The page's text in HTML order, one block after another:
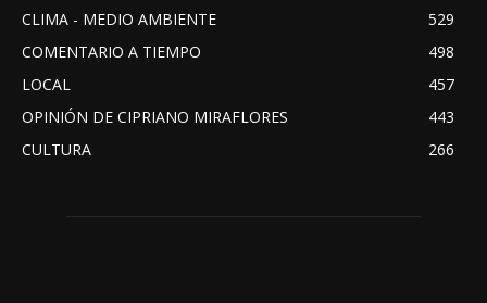
CLIMA - MEDIO AMBIENTE
529
COMENTARIO A TIEMPO
498
LOCAL
457
OPINIÓN DE CIPRIANO MIRAFLORES
443
CULTURA
266